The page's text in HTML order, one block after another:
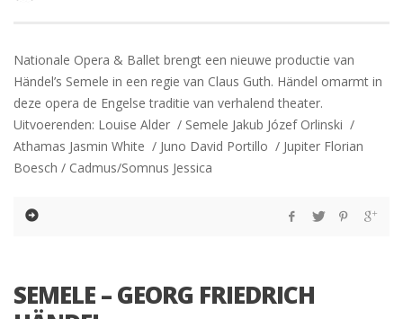
Nationale Opera & Ballet brengt een nieuwe productie van
Händel’s Semele in een regie van Claus Guth. Händel omarmt in
deze opera de Engelse traditie van verhalend theater.
Uitvoerenden: Louise Alder / Semele Jakub Józef Orlinski /
Athamas Jasmin White / Juno David Portillo / Jupiter Florian
Boesch / Cadmus/Somnus Jessica
SEMELE – GEORG FRIEDRICH